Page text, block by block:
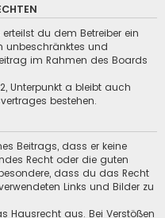
du dem Betreiber ein
unbeschränktes und
im Rahmen des Boards
Unterpunkt a bleibt auch
bestehen.
Beitrags, dass er keine
Recht oder die guten
dass du das Recht
Links und Bilder zu
Hausrecht aus. Bei Verstößen